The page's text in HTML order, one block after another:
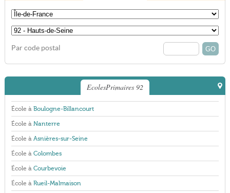
Par code postal
EcolesPrimaires 92
École à Boulogne-Billancourt
École à Nanterre
École à Asnières-sur-Seine
École à Colombes
École à Courbevoie
École à Rueil-Malmaison